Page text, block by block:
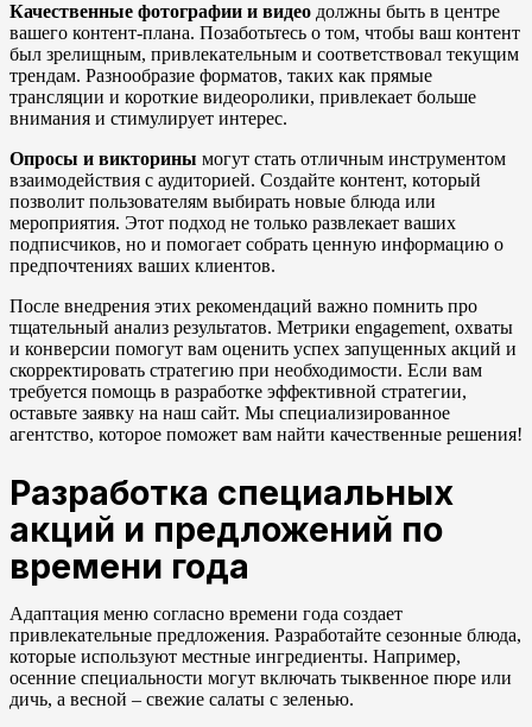
Качественные фотографии и видео должны быть в центре
вашего контент-плана. Позаботьтесь о том, чтобы ваш контент
был зрелищным, привлекательным и соответствовал текущим
трендам. Разнообразие форматов, таких как прямые
трансляции и короткие видеоролики, привлекает больше
внимания и стимулирует интерес.
Опросы и викторины могут стать отличным инструментом
взаимодействия с аудиторией. Создайте контент, который
позволит пользователям выбирать новые блюда или
мероприятия. Этот подход не только развлекает ваших
подписчиков, но и помогает собрать ценную информацию о
предпочтениях ваших клиентов.
После внедрения этих рекомендаций важно помнить про
тщательный анализ результатов. Метрики engagement, охваты
и конверсии помогут вам оценить успех запущенных акций и
скорректировать стратегию при необходимости. Если вам
требуется помощь в разработке эффективной стратегии,
оставьте заявку на наш сайт. Мы специализированное
агентство, которое поможет вам найти качественные решения!
Разработка специальных
акций и предложений по
времени года
Адаптация меню согласно времени года создает
привлекательные предложения. Разработайте сезонные блюда,
которые используют местные ингредиенты. Например,
осенние специальности могут включать тыквенное пюре или
дичь, а весной – свежие салаты с зеленью.